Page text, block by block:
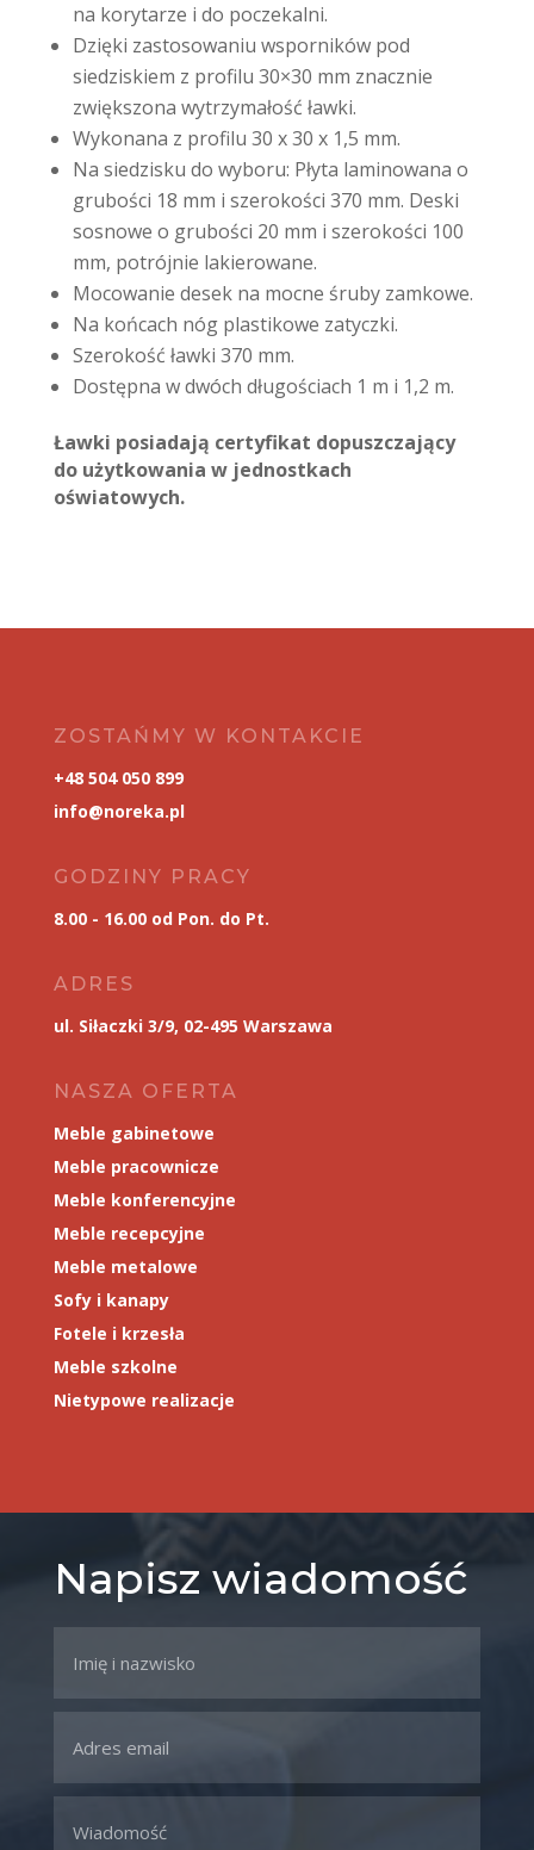
na korytarze i do poczekalni.
Dzięki zastosowaniu wsporników pod
siedziskiem z profilu 30×30 mm znacznie
zwiększona wytrzymałość ławki.
Wykonana z profilu 30 x 30 x 1,5 mm.
Na siedzisku do wyboru: Płyta laminowana o
grubości 18 mm i szerokości 370 mm. Deski
sosnowe o grubości 20 mm i szerokości 100
mm, potrójnie lakierowane.
Mocowanie desek na mocne śruby zamkowe.
Na końcach nóg plastikowe zatyczki.
Szerokość ławki 370 mm.
Dostępna w dwóch długościach 1 m i 1,2 m.
Ławki posiadają certyfikat dopuszczający
do użytkowania w jednostkach
oświatowych.
ZOSTAŃMY W KONTAKCIE
+48 504 050 899
info@noreka.pl
GODZINY PRACY
8.00 - 16.00 od Pon. do Pt.
ADRES
ul. Siłaczki 3/9, 02-495 Warszawa
NASZA OFERTA
Meble gabinetowe
Meble pracownicze
Meble konferencyjne
Meble recepcyjne
Meble metalowe
Sofy i kanapy
Fotele i krzesła
Meble szkolne
Nietypowe realizacje
Napisz wiadomość